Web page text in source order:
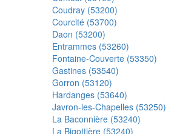
Coudray (53200)
Courcité (53700)
Daon (53200)
Entrammes (53260)
Fontaine-Couverte (53350)
Gastines (53540)
Gorron (53120)
Hardanges (53640)
Javron-les-Chapelles (53250)
La Baconnière (53240)
La Bigottière (53240)